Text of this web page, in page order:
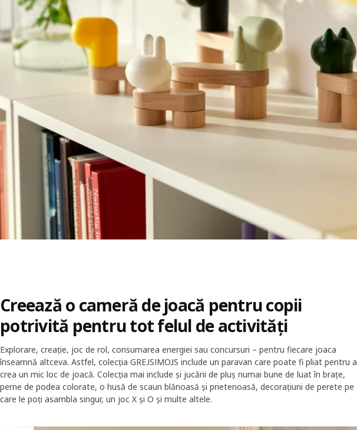
Creează o cameră de joacă pentru copii
potrivită pentru tot felul de activități
Explorare, creație, joc de rol, consumarea energiei sau concursuri – pentru fiecare joaca
înseamnă altceva. Astfel, colecția GREJSIMOJS include un paravan care poate fi pliat pentru a
crea un mic loc de joacă. Colecția mai include și jucării de pluș numai bune de luat în brațe,
perne de podea colorate, o husă de scaun blănoasă și prietenoasă, decorațiuni de perete pe
care le poți asambla singur, un joc X și O și multe altele.